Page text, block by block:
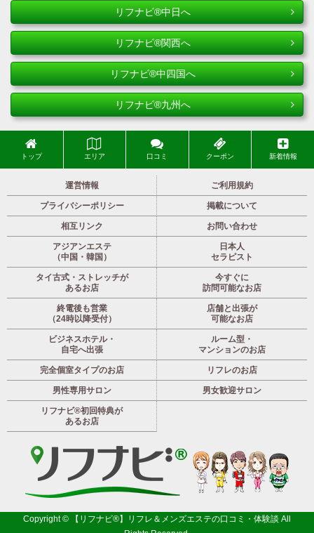
リフナビ®中日へ
リフナビ®関西へ
リフナビ®中四国へ
リフナビ®九州へ
トップ エリア 口コミ クーポン 新着情報
運営情報 ご利用規約
プライバシーポリシー 掲載について
相互リンク お問い合わせ
アジアンエステ
（中国・韓国）
日本人
セラピスト
タイ古式・ストレッチが
あるお店
今すぐに
訪問可能なお店
終電後も営業
（24時以降受付）
店舗と出張が
可能なお店
ビジネスホテル・
自宅へ出張
ルーム型・
マンションのお店
完全個室タイプのお店 リフレのお店
男性専用サロン 男女歓迎サロン
リフナビ®初回特典が
あるお店
Copyright © 【リフナビ®】リフレ＆メンズエステの口コミ・体験談 All